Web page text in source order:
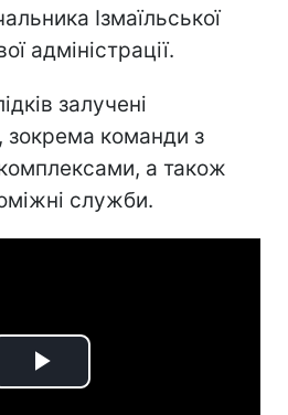
Ізмаїльської
адміністрації.
залучені
зокрема команди з
а також
служби.
Play